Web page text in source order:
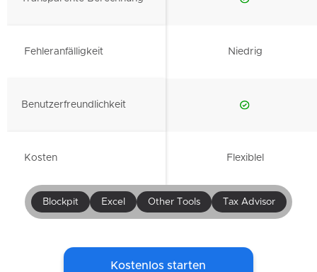
Fehleranfälligkeit Niedrig
Benutzerfreundlichkeit
Kosten Flexiblel
Blockpit Excel Other Tools Tax Advisor
Kostenlos starten